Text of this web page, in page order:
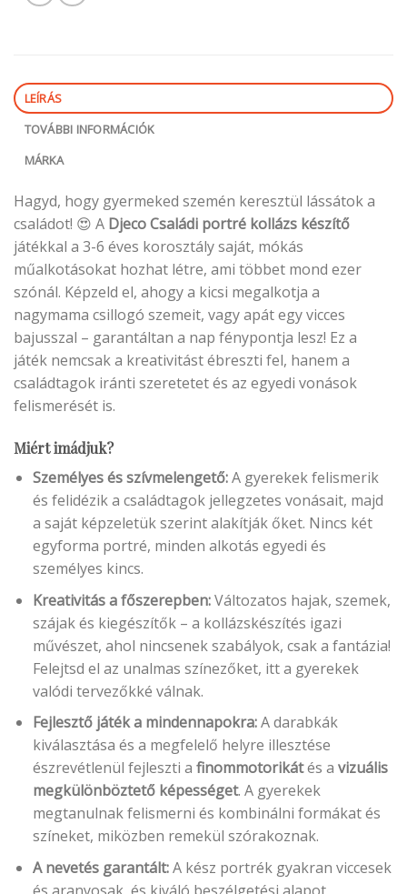
LEÍRÁS
TOVÁBBI INFORMÁCIÓK
MÁRKA
Hagyd, hogy gyermeked szemén keresztül lássátok a
családot! 😍 A Djeco Családi portré kollázs készítő
játékkal a 3-6 éves korosztály saját, mókás
műalkotásokat hozhat létre, ami többet mond ezer
szónál. Képzeld el, ahogy a kicsi megalkotja a
nagymama csillogó szemeit, vagy apát egy vicces
bajusszal – garantáltan a nap fénypontja lesz! Ez a
játék nemcsak a kreativitást ébreszti fel, hanem a
családtagok iránti szeretetet és az egyedi vonások
felismerését is.
Miért imádjuk?
Személyes és szívmelengető:A gyerekek felismerik
és felidézik a családtagok jellegzetes vonásait, majd
a saját képzeletük szerint alakítják őket. Nincs két
egyforma portré, minden alkotás egyedi és
személyes kincs.
Kreativitás a főszerepben:Változatos hajak, szemek,
szájak és kiegészítők – a kollázskészítés igazi
művészet, ahol nincsenek szabályok, csak a fantázia!
Felejtsd el az unalmas színezőket, itt a gyerekek
valódi tervezőkké válnak.
Fejlesztő játék a mindennapokra:A darabkák
kiválasztása és a megfelelő helyre illesztése
észrevétlenül fejleszti a finommotorikátés a vizuális
megkülönböztető képességet. A gyerekek
megtanulnak felismerni és kombinálni formákat és
színeket, miközben remekül szórakoznak.
A nevetés garantált:A kész portrék gyakran viccesek